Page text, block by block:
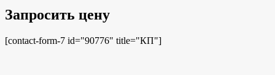
Запросить цену
[contact-form-7 id="90776" title="КП"]